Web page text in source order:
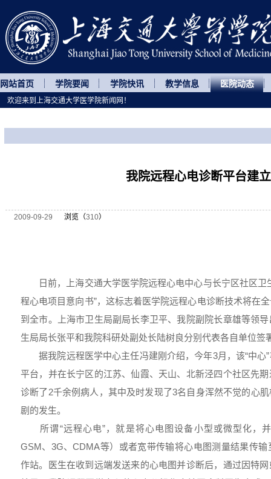
网站首页 学院要闻 学院快讯 教学信息 医院动态
我院远程心电诊断平台建立
2009-09-29 浏览（310）
日前，上海交通大学医学院远程心电中心与长宁区社区卫
程心电项目意向书”，这标志着医学院远程心电诊断技术将在
到全市。上海市卫生局副局长李卫平、我院副院长章雄等领
生局局长张平和我院科研处副处长陆树良分别代表各自单位签
据我院远程医学中心主任冯建刚介绍，今年3月，该“中心”
平台，并在长宁区的江苏、仙霞、天山、北新泾四个社区先
诊断了2千余例病人，其中及时发现了3名自身浑然不觉的心
剧的发生。
所谓“远程心电”，就是将心电图设备小型或微型化，
GSM、3G、CDMA等）或者宽带传输将心电图测量结果传
作站。医生在收到远端发送来的心电图并诊断后，通过因特
欢迎来到上海交通大学医学院新闻网！